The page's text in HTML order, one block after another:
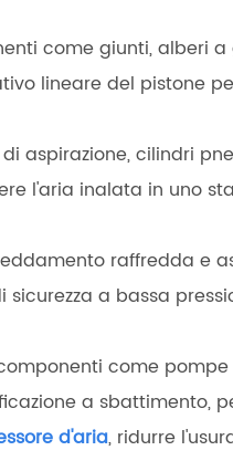
come giunti, alberi
lineare del pistone
aspirazione, cilindri
l'aria inalata in uno
raffredda e
a bassa
come pompe
a sbattimento,
d'aria, ridurre